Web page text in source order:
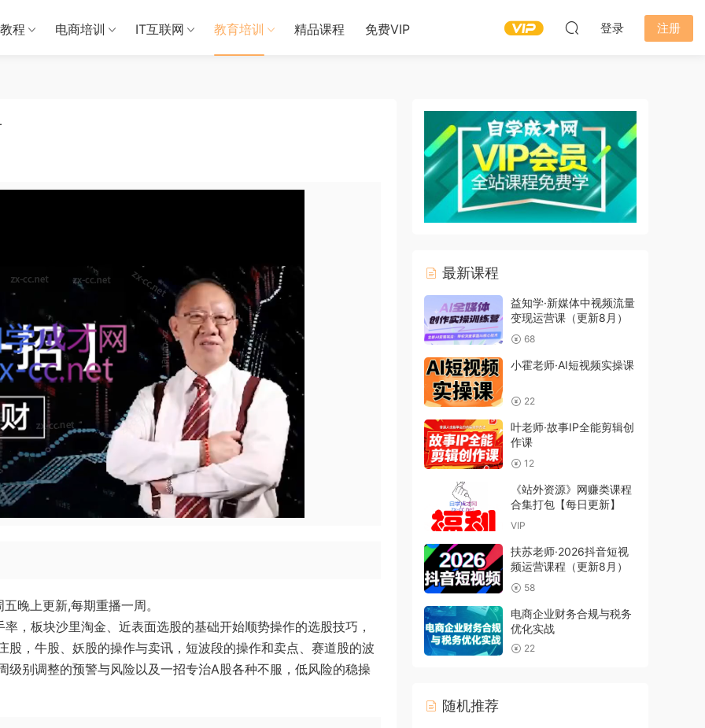
程 电商培训 IT互联网 教育培训 精品课程 免费VIP 登录 注册
晚上更新,每期重播一周。
，板块沙里淘金、近表面选股的基础开始顺势操作的选股技巧，
，牛股、妖股的操作与卖讯，短波段的操作和卖点、赛道股的波
别调整的预警与风险以及一招专治A股各种不服，低风险的稳操
最新课程
益知学·新媒体中视频流量
变现运营课（更新8月）
68
小霍老师·AI短视频实操课
22
叶老师·故事IP全能剪辑创
作课
12
《站外资源》网赚类课程
合集打包【每日更新】
VIP
扶苏老师·2026抖音短视
频运营课程（更新8月）
58
电商企业财务合规与税务
优化实战
22
随机推荐